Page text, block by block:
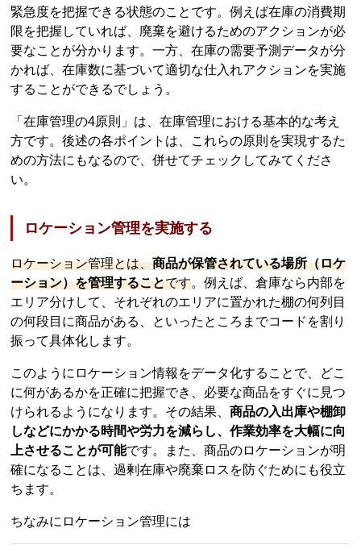
緊急度を把握できる状態のことです。例えば在庫の消費期
限を把握していれば、廃棄を避けるためのアクションが必
要なことが分かります。一方、在庫の需要予測データが分
かれば、在庫数に基づいて適切な仕入れアクションを実施
することができるでしょう。
「在庫管理の4原則」は、在庫管理における基本的な考え
方です。後述の各ポイントは、これらの原則を実現するた
めの方法にもなるので、併せてチェックしてみてくださ
い。
ロケーション管理を実施する
ロケーション管理とは、商品が保管されている場所（ロケ
ーション）を管理することです。例えば、倉庫なら内部を
エリア分けして、それぞれのエリアに置かれた棚の何列目
の何段目に商品がある、といったところまでコードを割り
振って具体化します。
このようにロケーション情報をデータ化することで、どこ
に何があるかを正確に把握でき、必要な商品をすぐに見つ
けられるようになります。その結果、商品の入出庫や棚卸
しなどにかかる時間や労力を減らし、作業効率を大幅に向
上させることが可能です。また、商品のロケーションが明
確になることは、過剰在庫や廃棄ロスを防ぐためにも役立
ちます。
ちなみにロケーション管理には